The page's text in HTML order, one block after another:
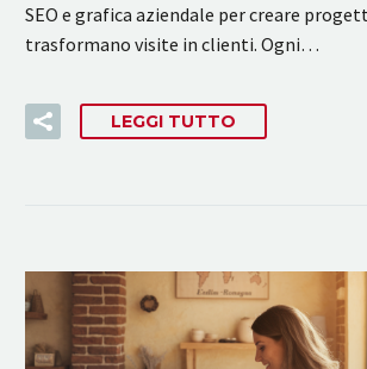
SEO e grafica aziendale per creare
trasformano visite in clienti. Ogni…
LEGGI TUTTO